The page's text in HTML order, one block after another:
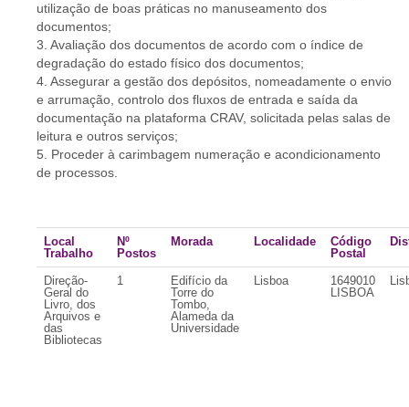
utilização de boas práticas no manuseamento dos
documentos;
3. Avaliação dos documentos de acordo com o índice de
degradação do estado físico dos documentos;
4. Assegurar a gestão dos depósitos, nomeadamente o envio
e arrumação, controlo dos fluxos de entrada e saída da
documentação na plataforma CRAV, solicitada pelas salas de
leitura e outros serviços;
5. Proceder à carimbagem numeração e acondicionamento
de processos.
Local
Trabalho
Nº
Postos
Morada Localidade
Código
Postal
Direção-
Geral do
Livro, dos
Arquivos e
das
Bibliotecas
1
Edifício da
Torre do
Tombo,
Alameda da
Universidade
Lisboa
1649010
LISBOA